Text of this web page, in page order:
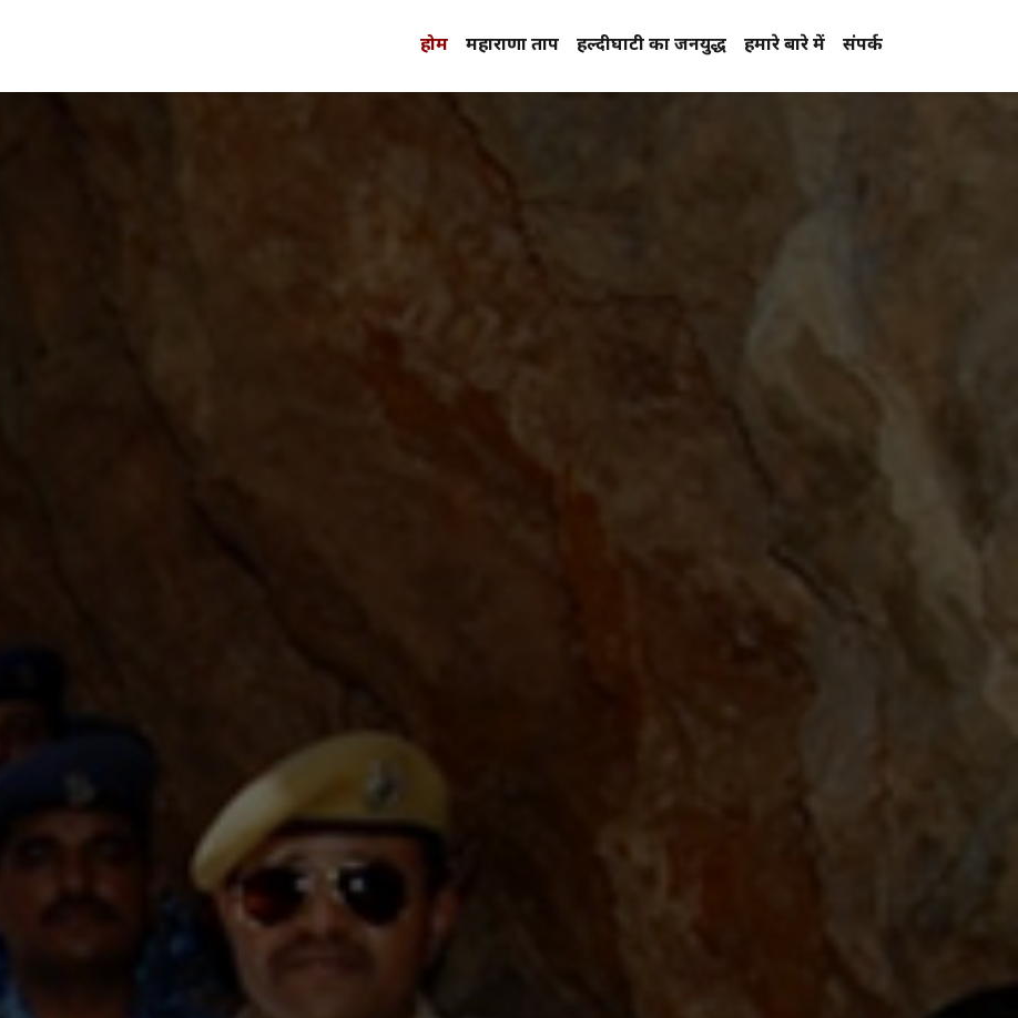
होम महाराणा प्रताप हल्दीघाटी का जनयुद्ध हमारे बारे में संपर्क